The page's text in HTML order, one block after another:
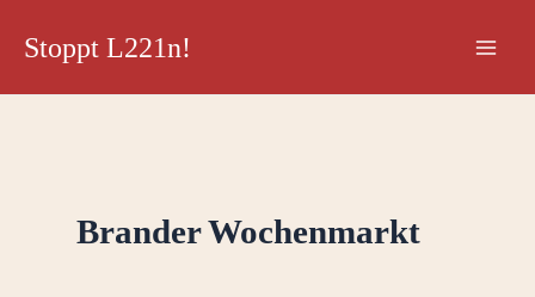
InhaltStoppt L221n!
Brander Wochenmarkt